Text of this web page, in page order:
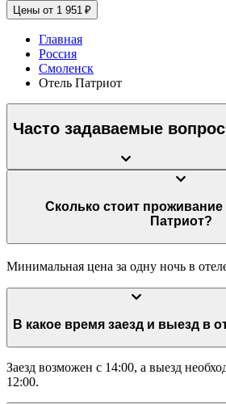
Цены от 1 951 ₽
Главная
Россия
Смоленск
Отель Патриот
Часто задаваемые
Сколько стоит проживание в отеле
Патриот?
Минимальная цена за одну ночь в
В какое
Заезд возможен с 14:00, а выезд
12:00.